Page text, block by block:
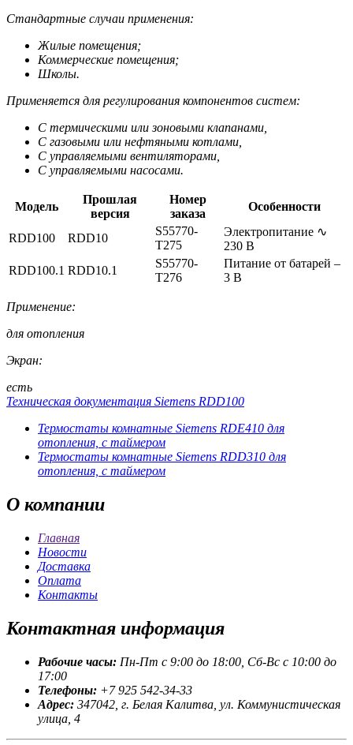
Стандартные случаи применения:
Жилые помещения;
Коммерческие помещения;
Школы.
Применяется для регулирования компонентов систем:
С термическими или зоновыми клапанами,
С газовыми или нефтяными котлами,
С управляемыми вентиляторами,
С управляемыми насосами.
Модель
Прошлая
версия
Номер
заказа
Особенности
RDD100 RDD10
S55770-
T275
Электропитание ∿
230 В
RDD100.1 RDD10.1
S55770-
T276
Питание от батарей –
3 В
Применение:
для отопления
Экран:
есть
Техническая документация Siemens RDD100
Термостаты комнатные Siemens RDE410 для
отопления, с таймером
Термостаты комнатные Siemens RDD310 для
отопления, с таймером
О компании
Главная
Новости
Доставка
Оплата
Контакты
Контактная информация
Рабочие часы: Пн-Пт с 9:00 до 18:00, Сб-Вс с 10:00 до
17:00
Телефоны: +7 925 542-34-33
Адрес: 347042, г. Белая Калитва, ул. Коммунистическая
улица, 4